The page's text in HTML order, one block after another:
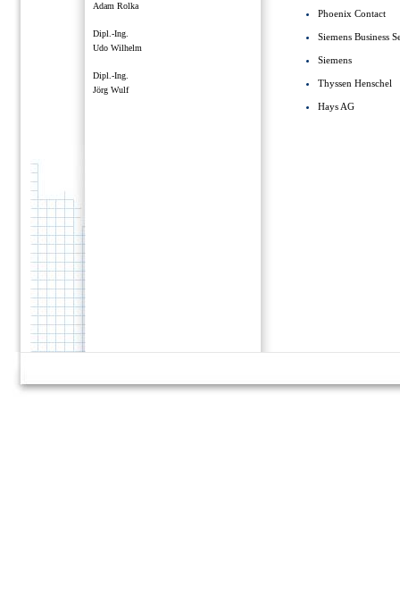
Adam Rolka
Dipl.-Ing.
Udo Wilhelm
Dipl.-Ing.
Jörg Wulf
Phoenix Contact
Siemens Business
Siemens
Thyssen Henschel
Hays AG